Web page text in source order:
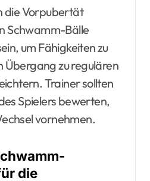
die Vorpubertät
Schwamm-Bälle
um Fähigkeiten zu
Übergang zu regulären
Trainer sollten
Spielers bewerten,
vornehmen.
die